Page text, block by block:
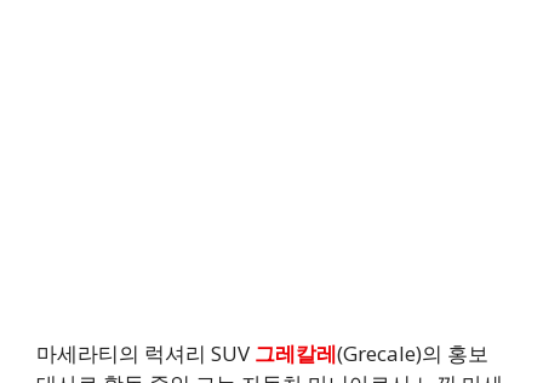
마세라티의 럭셔리 SUV 그레칼레(Grecale)의 홍보